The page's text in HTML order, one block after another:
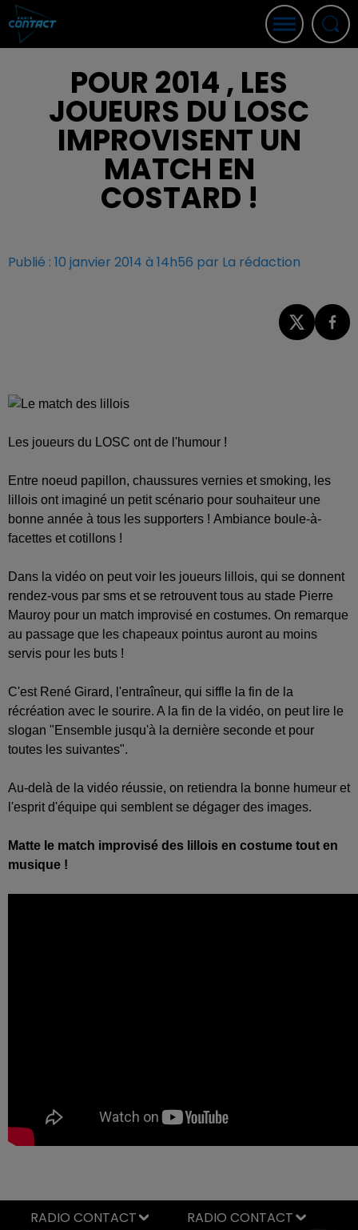
POUR 2014 , LES
JOUEURS DU LOSC
IMPROVISENT UN
MATCH EN
COSTARD !
Publié : 10 janvier 2014 à 14h56 par La rédaction
Les joueurs du LOSC ont de l'humour !
Entre noeud papillon, chaussures vernies et smoking, les
lillois ont imaginé un petit scénario pour souhaiteur une
bonne année à tous les supporters ! Ambiance boule-à-
facettes et cotillons !
Dans la vidéo on peut voir les joueurs lillois, qui se donnent
rendez-vous par sms et se retrouvent tous au stade Pierre
Mauroy pour un match improvisé en costumes. On remarque
au passage que les chapeaux pointus auront au moins
servis pour les buts !
C'est René Girard, l'entraîneur, qui siffle la fin de la
récréation avec le sourire. A la fin de la vidéo, on peut lire le
slogan "Ensemble jusqu'à la dernière seconde et pour
toutes les suivantes".
Au-delà de la vidéo réussie, on retiendra la bonne humeur et
l'esprit d'équipe qui semblent se dégager des images.
Matte le match improvisé des lillois en costume tout en
musique !
RADIO CONTACT